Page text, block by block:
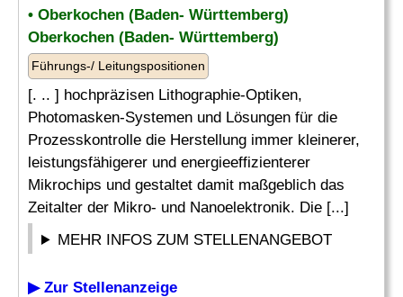
• Oberkochen (Baden- Württemberg)
Oberkochen (Baden- Württemberg)
Führungs-/ Leitungspositionen
[. .. ] hochpräzisen Lithographie-Optiken,
Photomasken-Systemen und Lösungen für die
Prozesskontrolle die Herstellung immer kleinerer,
leistungsfähigerer und energieeffizienterer
Mikrochips und gestaltet damit maßgeblich das
Zeitalter der Mikro- und Nanoelektronik. Die [...]
MEHR INFOS ZUM STELLENANGEBOT
▶ Zur Stellenanzeige